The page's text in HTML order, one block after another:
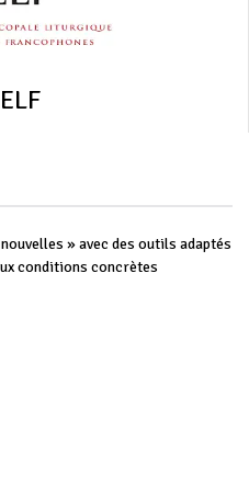
» avec des outils adaptés
conditions concrètes